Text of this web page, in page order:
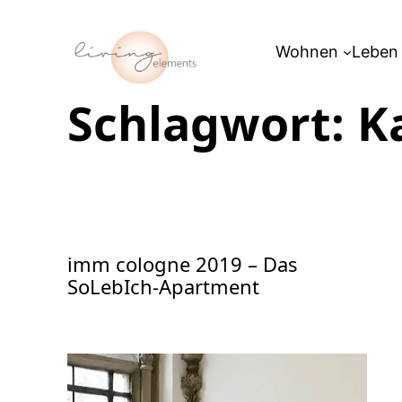
Wohnen Leben
Schlagwort:
imm cologne 2019 – Das
SoLebIch-Apartment